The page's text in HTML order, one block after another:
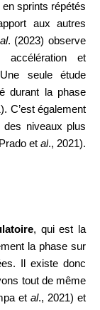
sprints répétés
aux autres
al. (2023) observe
accélération et
seule étude
durant la phase
C’est également
des niveaux plus
et al., 2021).
, qui est la
la phase sur
Il existe donc
tout de même
et al., 2021) et